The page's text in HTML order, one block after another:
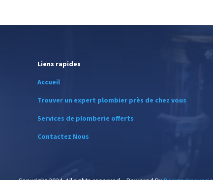
Liens rapides
Accueil
Trouver un expert plombier près de chez vous
Services de plomberie offerts
Contactez Nous